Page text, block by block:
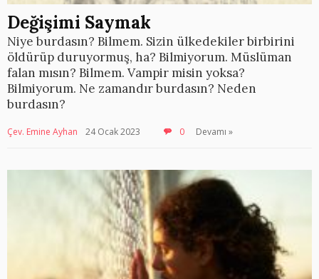
Değişimi Saymak
Niye burdasın? Bilmem. Sizin ülkedekiler birbirini
öldürüp duruyormuş, ha? Bilmiyorum. Müslüman
falan mısın? Bilmem. Vampir misin yoksa?
Bilmiyorum. Ne zamandır burdasın? Neden
burdasın?
Çev. Emine Ayhan 24 Ocak 2023 0 Devamı »